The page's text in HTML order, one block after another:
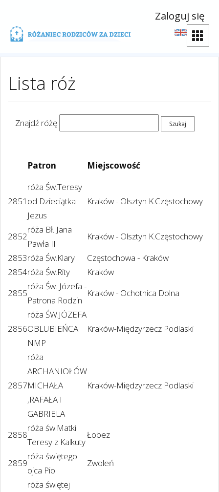
Zaloguj się
Lista róż
Znajdź różę
Patron Miejscowość
2851
róża Św.Teresy
od Dzieciątka
Jezus
Kraków - Olsztyn K.Częstochowy
2852
róża Bł. Jana
Pawła II
Kraków - Olsztyn K.Częstochowy
2853róża Św.Klary
Częstochowa - Kraków
2854róża Św.Rity
Kraków
2855
róża Św. Józefa -
Patrona Rodzin
Kraków - Ochotnica Dolna
2856
róża ŚW.JÓZEFA
OBLUBIEŃCA
NMP
Kraków-Międzyrzecz Podlaski
2857
róża
ARCHANIOŁÓW
MICHAŁA
,RAFAŁA I
GABRIELA
Kraków-Międzyrzecz Podlaski
2858
róża św.Matki
Teresy z Kalkuty
Łobez
2859
róża świętego
ojca Pio
Zwoleń
róża świętej